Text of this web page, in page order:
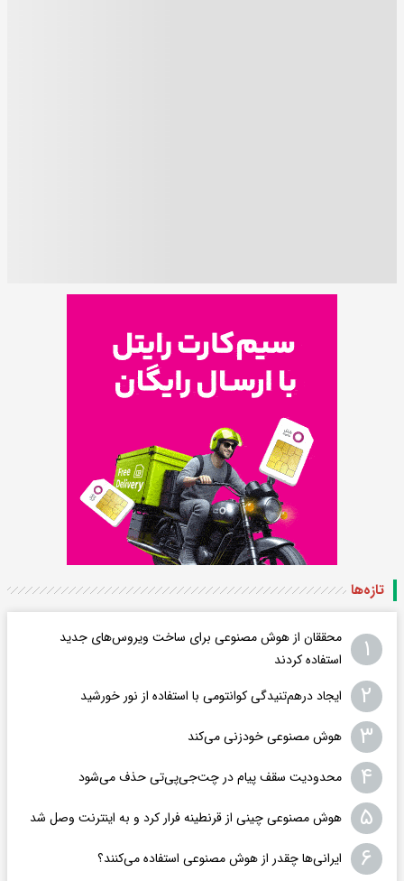
تازه‌ها
۱
محققان از هوش مصنوعی برای ساخت ویروس‌های جدید
استفاده کردند
۲ ایجاد درهم‌تنیدگی کوانتومی با استفاده از نور خورشید
۳ هوش مصنوعی خودزنی می‌کند
۴ محدودیت سقف پیام در چت‌جی‌پی‌تی حذف می‌شود
۵ هوش مصنوعی چینی از قرنطینه فرار کرد و به اینترنت وصل شد
۶ ایرانی‌ها چقدر از هوش مصنوعی استفاده می‌کنند؟